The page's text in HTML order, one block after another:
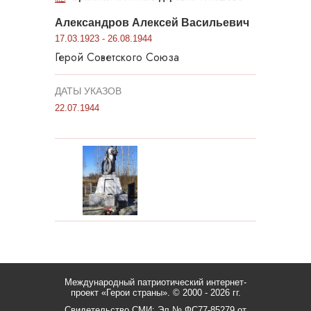
Александров Алексей Васильевич
17.03.1923 - 26.08.1944
Герой Советского Союза
ДАТЫ УКАЗОВ
22.07.1944
Международный патриотический интернет-
проект «Герои страны». © 2000 - 2026 гг.